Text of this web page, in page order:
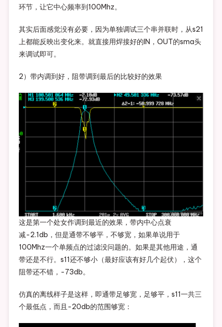
环节，让它中心频率到100Mhz。
其实后面感觉没有必要，因为单独调试三个串并联时，从s21
上都能反映出变化来。就直接用焊接好的IN，OUT的sma头
来调试即可。
2）带内调到好，阻带调到最后的比较好的效果
这是第一个处女作调到最近的效果，带内中心点衰
减-2.1db，但是通带不够平，不够宽，如果单说用于
100Mhz一个单频点的过滤没问题的。如果是其他用途，通
带还是不行。s11还不够小（最好应该有好几个起伏），这个
阻带还不错，-73db。
仿真的离线样子是这样，即通带足够宽，足够平，s11一共三
个最低点，而且-20db的范围够宽：